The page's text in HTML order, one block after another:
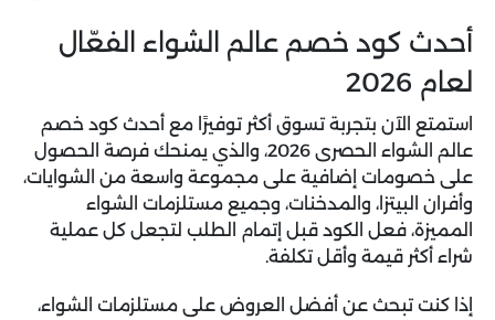
أحدث كود خصم عالم الشواء الفعّال
لعام 2026
استمتع الآن بتجربة تسوق أكثر توفيرًا مع أحدث كود خصم
عالم الشواء
الحصرى 2026، والذي يمنحك فرصة الحصول
على خصومات إضافية على مجموعة واسعة من الشوايات،
وأفران البيتزا، والمدخنات، وجميع مستلزمات الشواء
المميزة، فعل الكود قبل إتمام الطلب لتجعل كل عملية
شراء أكثر قيمة وأقل تكلفة.
إذا كنت تبحث عن أفضل العروض على مستلزمات الشواء،